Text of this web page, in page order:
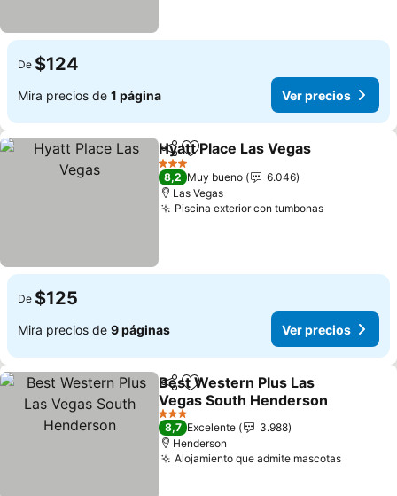
De $124
Mira precios de 1 página Ver precios
CompartirAgregar a favoritos
Hyatt Place Las Vegas
3 Estrellas
8,2 Muy bueno
6.046
Las Vegas
Piscina exterior con tumbonasVer
De $125
Mira precios de 9 páginas Ver precios
CompartirAgregar a favoritos
Best Western Plus Las
Vegas South Henderson
Ver precios
3 Estrellas
8,7 Excelente
3.988
Henderson
Alojamiento que admite mascotasVer